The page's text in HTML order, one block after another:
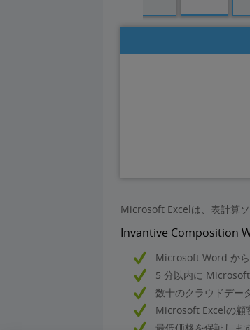
Microsoft Excelは、表計算
Invantive Composition
Microsoft Word から
5 分以内に
数十のクラウドデー
Microsoft Excelの顧